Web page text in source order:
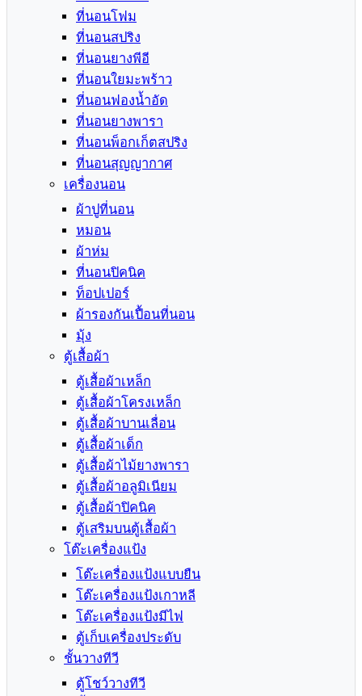
ที่นอนโฟม
ที่นอนสปริง
ที่นอนยางพีอี
ที่นอนใยมะพร้าว
ที่นอนฟองน้ำอัด
ที่นอนยางพารา
ที่นอนพ็อกเก็ตสปริง
ที่นอนสุญญากาศ
เครื่องนอน
ผ้าปูที่นอน
หมอน
ผ้าห่ม
ที่นอนปิคนิค
ท็อปเปอร์
ผ้ารองกันเปื้อนที่นอน
มุ้ง
ตู้เสื้อผ้า
ตู้เสื้อผ้าเหล็ก
ตู้เสื้อผ้าโครงเหล็ก
ตู้เสื้อผ้าบานเลื่อน
ตู้เสื้อผ้าเด็ก
ตู้เสื้อผ้าไม้ยางพารา
ตู้เสื้อผ้าอลูมิเนียม
ตู้เสื้อผ้าปิคนิค
ตู้เสริมบนตู้เสื้อผ้า
โต๊ะเครื่องแป้ง
โต๊ะเครื่องแป้งแบบยืน
โต๊ะเครื่องแป้งเกาหลี
โต๊ะเครื่องแป้งมีไฟ
ตู้เก็บเครื่องประดับ
ชั้นวางทีวี
ตู้โชว์วางทีวี